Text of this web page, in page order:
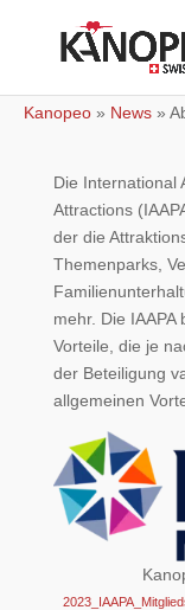
Kanopeo » News »
Die International
Attractions
der die
Themenparks,
mehr. Die
Vorteile, die je
der Beteiligung
allgemeinen